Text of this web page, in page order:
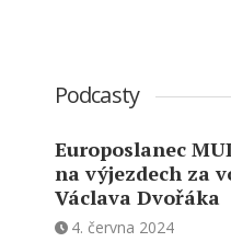
Podcasty
Europoslanec
na výjezdech za
Václava Dvořáka
4. června 2024